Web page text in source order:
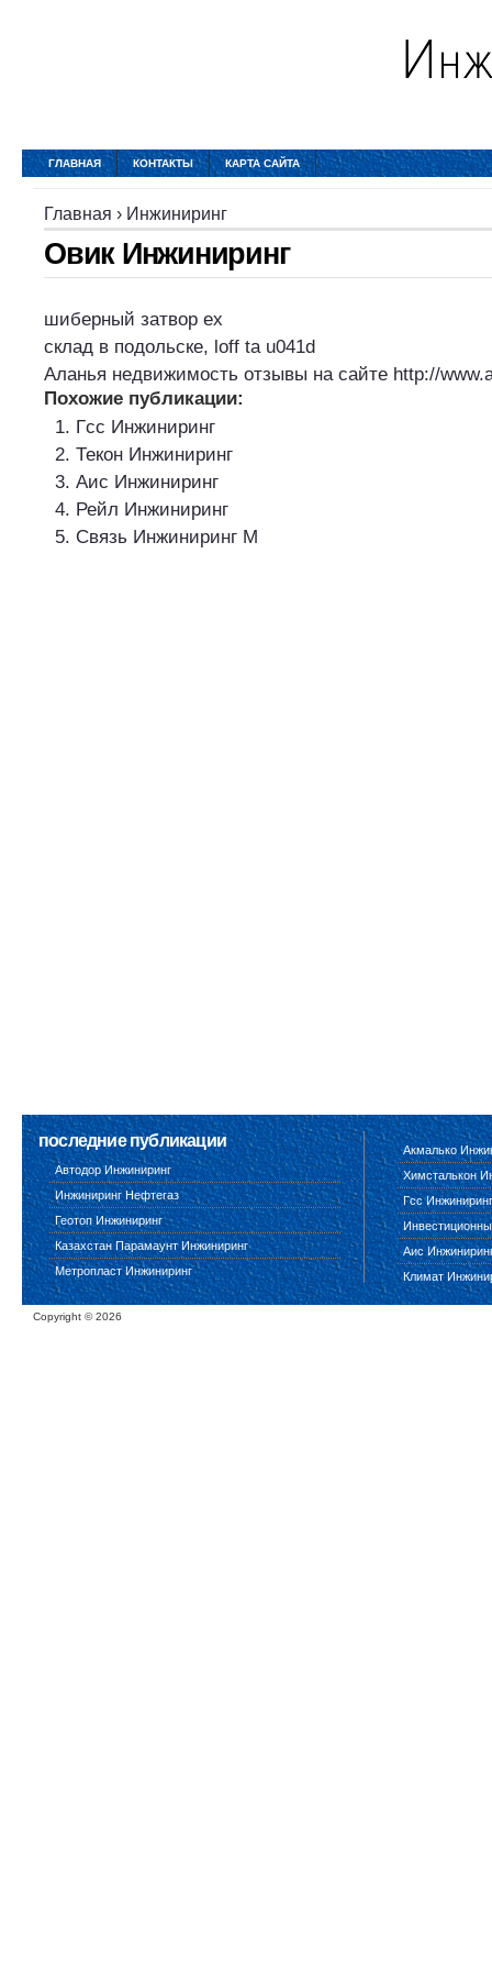
ГЛАВНАЯ КОНТАКТЫ КАРТА САЙТА
Главная › Инжиниринг
Овик Инжиниринг
шиберный затвор ех
склад в подольске, loff ta u041d
Аланья недвижимость отзывы на сайте http://
Похожие публикации:
Гсс Инжиниринг
Текон Инжиниринг
Аис Инжиниринг
Рейл Инжиниринг
Связь Инжиниринг М
последние публикации
Автодор Инжиниринг
Инжиниринг Нефтегаз
Геотоп Инжиниринг
Казахстан Парамаунт Инжиниринг
Метропласт Инжиниринг
Акмалько
Химсталькон
Гсс Инжиниринг
Аис
Климат
Copyright ©2026